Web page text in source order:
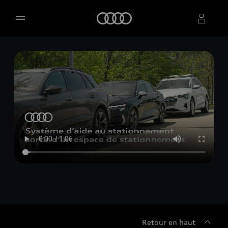
Sélectionner un concessionnaire
Retour en haut